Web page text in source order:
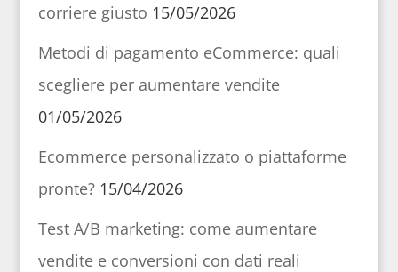
corriere giusto 15/05/2026
Metodi di pagamento eCommerce: quali
scegliere per aumentare vendite
01/05/2026
Ecommerce personalizzato o piattaforme
pronte? 15/04/2026
Test A/B marketing: come aumentare
vendite e conversioni con dati reali